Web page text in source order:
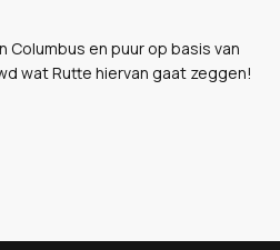
Columbus en puur op basis van
wat Rutte hiervan gaat zeggen!